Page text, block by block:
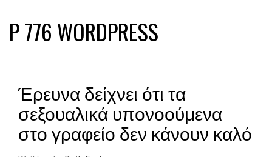
P 776 WORDPRESS
Έρευνα δείχνει ότι τα
σεξουαλικά υπονοούμενα
στο γραφείο δεν κάνουν καλό